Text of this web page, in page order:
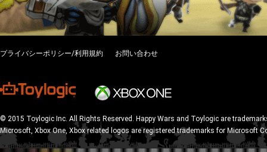
プライバシーポリシー/利用規約 お問い合わせ
© 2015 Toylogic Inc. All Rights Reserved. Happy Wars and Toylogic are
Microsoft, Xbox One, Xbox related logos are registered trademarks for Microsoft